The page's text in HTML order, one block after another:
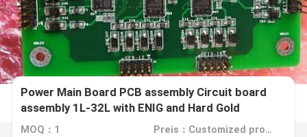
Power Main Board PCB assembly Circuit board
assembly 1L-32L with ENIG and Hard Gold
MOQ：1 Preis：Customized products